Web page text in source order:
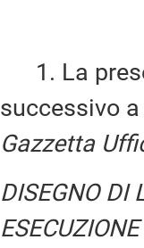
1. La
successivo
Gazzetta
DISEGNO DI